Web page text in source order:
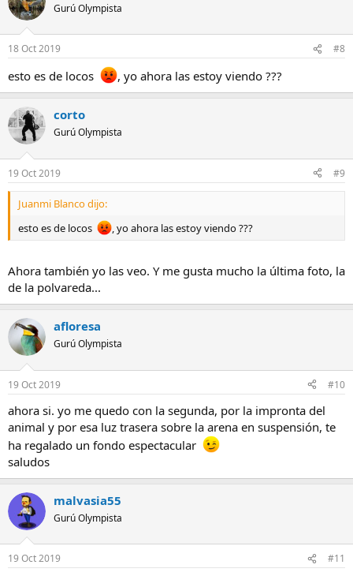
Gurú Olympista
18 Oct 2019 #8
esto es de locos , yo ahora las estoy viendo ???
corto
Gurú Olympista
19 Oct 2019 #9
Juanmi Blanco dijo:
esto es de locos
, yo ahora las estoy viendo ???
Ahora también yo las veo. Y me gusta mucho la última foto, la
de la polvareda...
afloresa
Gurú Olympista
19 Oct 2019 #10
ahora si. yo me quedo con la segunda, por la impronta del
animal y por esa luz trasera sobre la arena en suspensión, te
ha regalado un fondo espectacular
saludos
malvasia55
Gurú Olympista
19 Oct 2019 #11